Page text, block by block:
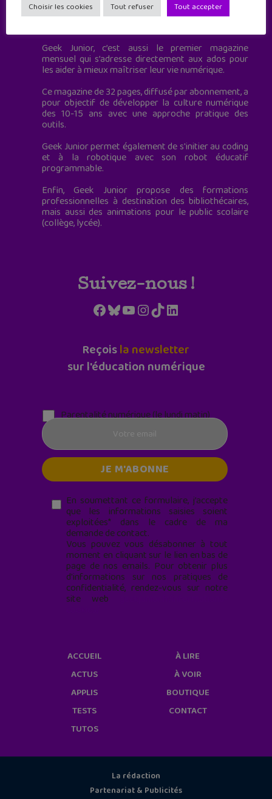
Geek Junior est le premier site de culture numérique
Geek Junior, c’est aussi le premier magazine
mensuel qui s’adresse directement aux ados pour
les aider à mieux maîtriser leur vie numérique.
Ce magazine de 32 pages, diffusé par abonnement, a
pour objectif de développer la culture numérique
des 10-15 ans avec une approche pratique des
outils.
Geek Junior permet également de s'initier au coding
et à la robotique avec son robot éducatif
programmable.
Enfin, Geek Junior propose des formations
professionnelles à destination des bibliothécaires,
mais aussi des animations pour le public scolaire
(collège, lycée).
Suivez-nous !
Facebook
Bluesky
YouTube
Instagram
TikTokLinkedIn
Reçoisla newsletter
sur l'éducation numérique
Parentalité numérique (le lundi matin)
En soumettant ce formulaire, j’accepte
que les informations saisies soient
exploitées* dans le cadre de ma
demande de contact.
Vous pouvez vous désabonner à tout
moment en cliquant sur le lien en bas de
page de nos emails. Pour obtenir plus
d'informations sur nos pratiques de
confidentialité, rendez-vous sur notre
site web
Choisir les cookies Tout refuser Tout accepter
ACCUEIL
ACTUS
APPLIS
TESTS
TUTOS
À LIRE
À VOIR
BOUTIQUE
CONTACT
La rédaction
Partenariat & Publicités